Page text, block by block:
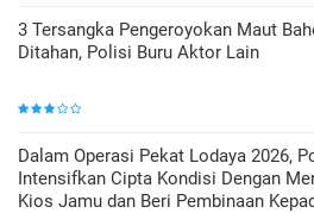
3 Tersangka Pengeroyokan Maut
Ditahan, Polisi Buru Aktor Lain
Dalam Operasi Pekat Lodaya 2026,
Intensifkan Cipta Kondisi Dengan
Kios Jamu dan Beri Pembinaan